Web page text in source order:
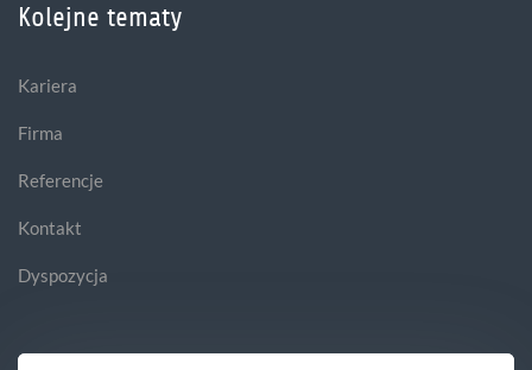
Kolejne tematy
Kariera
Firma
Referencje
Kontakt
Dyspozycja